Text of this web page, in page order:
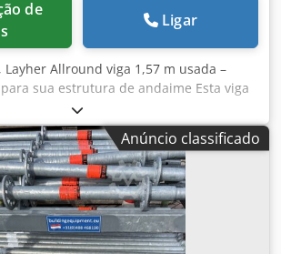
Ligar
, Layher Allround viga 1,57 m usada –
sua estrutura de andaime Esta viga
de 1,57 metro é um componente
modular de andaimes Layher. A viga
conexão horizontal sólida entre os
a estabilidade e capacidade de
A versão usada está em perfeitas
e representa uma alternativa acessível
sem comprometer a segurança ou a
características - Sistema original
Anúncio classificado